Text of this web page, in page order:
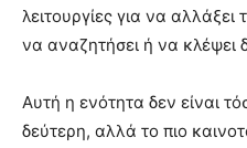
λειτουργίες για να
να αναζητήσει ή να κλέψει
Αυτή η ενότητα δεν είναι
δεύτερη, αλλά το πιο